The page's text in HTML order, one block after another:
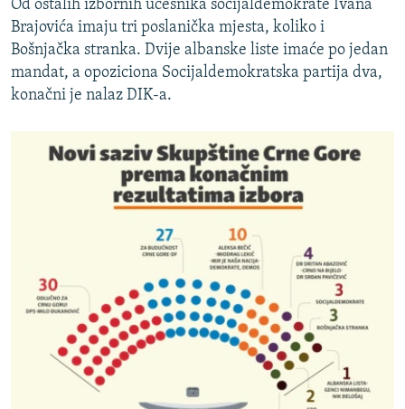
Od ostalih izbornih učesnika socijaldemokrate Ivana
Brajovića imaju tri poslanička mjesta, koliko i
Bošnjačka stranka. Dvije albanske liste imaće po jedan
mandat, a opoziciona Socijaldemokratska partija dva,
konačni je nalaz DIK-a.